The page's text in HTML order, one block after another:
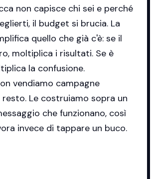
non capisce chi sei e perché
il budget si brucia. La
quello che già c'è: se il
moltiplica i risultati. Se è
la confusione.
vendiamo campagne
Le costruiamo sopra un
che funzionano, così
invece di tappare un buco.